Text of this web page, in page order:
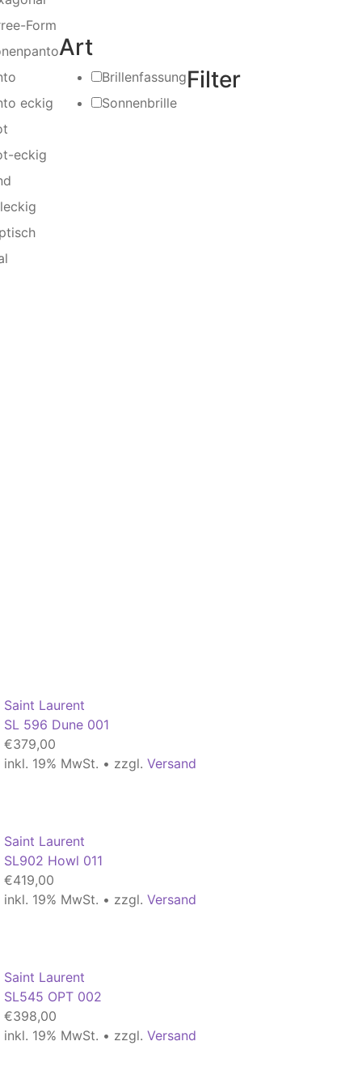
Form
eckig
eckig
Art
Brillenfassung
Sonnenbrille
Filter
Saint Laurent
SL 596 Dune 001
€379,00
inkl. 19% MwSt. • zzgl. Versand
Saint Laurent
SL902 Howl 011
€419,00
inkl. 19% MwSt. • zzgl. Versand
Saint Laurent
SL545 OPT 002
€398,00
inkl. 19% MwSt. • zzgl. Versand